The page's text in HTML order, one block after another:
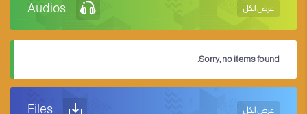
Audios عرض الكل
Sorry, no items found.
Files عرض الكل